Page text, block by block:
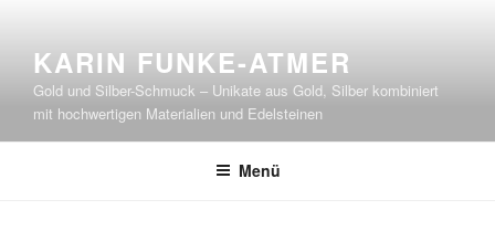
springenKARIN FUNKE-ATMER
Gold und Silber-Schmuck – Unikate aus Gold, Silber kombiniert
mit hochwertigen Materialien und Edelsteinen
Menü